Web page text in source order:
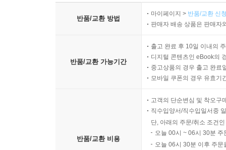
반품/교환 방법
마이페이지 > 반품/교환 신
판매자 배송 상품은 판매자
반품/교환 가능기간
출고 완료 후 10일 이내의
디지털 콘텐츠인 eBook의
중고상품의 경우 출고 완료
모바일 쿠폰의 경우 유효기
반품/교환 비용
고객의 단순변심 및 착오구
직수입양서/직수입일서중
단, 아래의 주문/취소 조건
오늘 00시 ~ 06시 30분
오늘 06시 30분 이후 주